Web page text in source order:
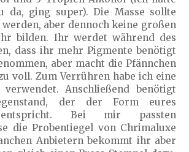
da, ging super). Die Masse sollte
aber dennoch keine großen
bilden. Ihr werdet während des
dass ihr mehr Pigmente benötigt
aber macht die Pfännchen
voll. Zum Verrühren habe ich eine
verwendet. Anschließend benötigt
der der Form eures
entspricht. Bei mir passten
die Probentiegel von Chrimaluxe
Anbietern bekommt ihr aber